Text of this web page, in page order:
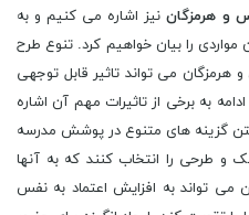
و هرمزگان نیز اشاره می کنیم و به
مواردی را بیان خواهیم کرد. تنوع طرح
می تواند تاثیر قابل توجهی
به برخی از تاثیرات مهم آن اشاره
گزینه های متنوع در پوشش مدرسه
و طرحی را انتخاب کنند که به آنها
تواند به افزایش اعتماد به نفس